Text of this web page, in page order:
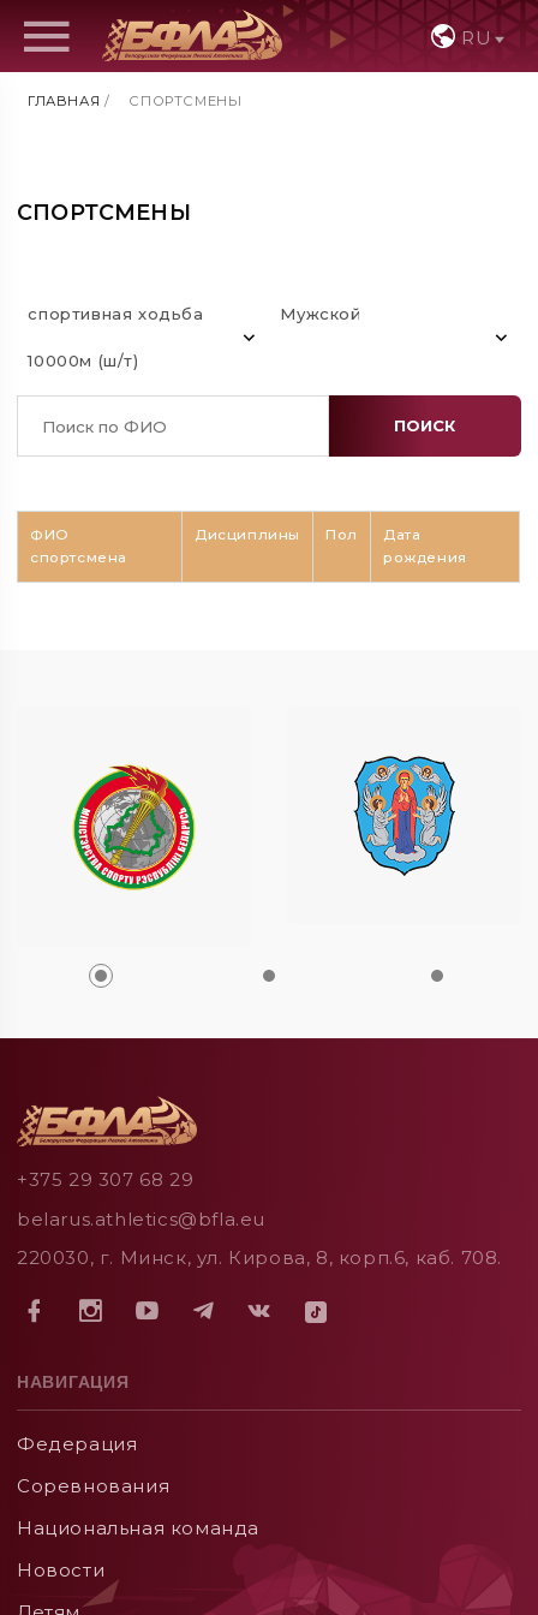
RU
ГЛАВНАЯ / СПОРТСМЕНЫ
СПОРТСМЕНЫ
спортивная ходьба
10000м (ш/т)
Мужской
ПОИСК
ФИО
спортсмена
Дисциплины Пол
Дата
рождения
+375 29 307 68 29
belarus.athletics@bfla.eu
220030, г. Минск, ул. Кирова, 8, корп.6, каб. 708.
НАВИГАЦИЯ
Федерация
Соревнования
Национальная команда
Новости